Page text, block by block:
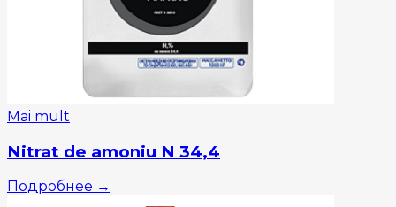
Mai mult
Nitrat de amoniu N 34,4
Подробнее →